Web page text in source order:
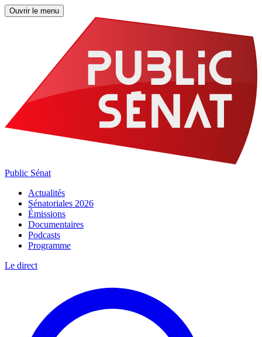
Ouvrir le menu
Public Sénat
Actualités
Sénatoriales 2026
Émissions
Documentaires
Podcasts
Programme
Le direct